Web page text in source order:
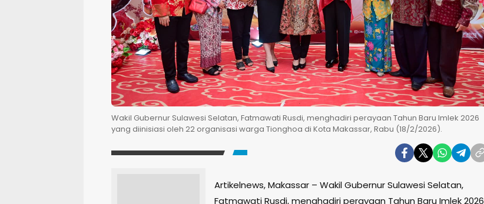
Wakil Gubernur Sulawesi Selatan, Fatmawati Rusdi, menghadiri perayaan Tahun Baru Imlek 2026
yang diinisiasi oleh 22 organisasi warga Tionghoa di Kota Makassar, Rabu (18/2/2026).
Artikelnews, Makassar – Wakil Gubernur Sulawesi Selatan,
Fatmawati Rusdi, menghadiri perayaan Tahun Baru Imlek 2026